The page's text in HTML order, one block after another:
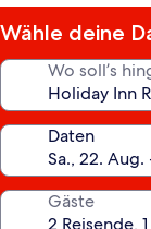
Wähle deine
Wo soll’s
Daten
Gäste